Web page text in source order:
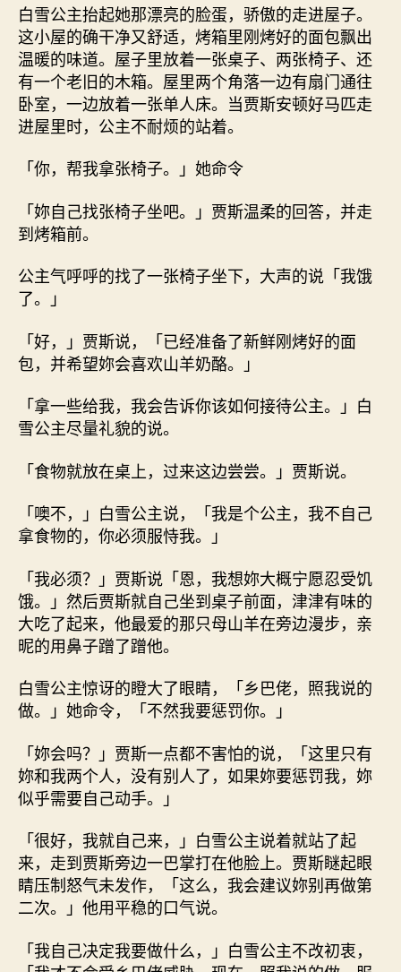
白雪公主抬起她那漂亮的脸蛋，骄傲的走进屋子。
这小屋的确干净又舒适，烤箱里刚烤好的面包飘出
温暖的味道。屋子里放着一张桌子、两张椅子、还
有一个老旧的木箱。屋里两个角落一边有扇门通往
卧室，一边放着一张单人床。当贾斯安顿好马匹走
进屋里时，公主不耐烦的站着。
「你，帮我拿张椅子。」她命令
「妳自己找张椅子坐吧。」贾斯温柔的回答，并走
到烤箱前。
公主气呼呼的找了一张椅子坐下，大声的说「我饿
了。」
「好，」贾斯说，「已经准备了新鲜刚烤好的面
包，并希望妳会喜欢山羊奶酪。」
「拿一些给我，我会告诉你该如何接待公主。」白
雪公主尽量礼貌的说。
「食物就放在桌上，过来这边尝尝。」贾斯说。
「噢不，」白雪公主说，「我是个公主，我不自己
拿食物的，你必须服恃我。」
「我必须？」贾斯说「恩，我想妳大概宁愿忍受饥
饿。」然后贾斯就自己坐到桌子前面，津津有味的
大吃了起来，他最爱的那只母山羊在旁边漫步，亲
昵的用鼻子蹭了蹭他。
白雪公主惊讶的瞪大了眼睛，「乡巴佬，照我说的
做。」她命令，「不然我要惩罚你。」
「妳会吗？」贾斯一点都不害怕的说，「这里只有
妳和我两个人，没有别人了，如果妳要惩罚我，妳
似乎需要自己动手。」
「很好，我就自己来，」白雪公主说着就站了起
来，走到贾斯旁边一巴掌打在他脸上。贾斯瞇起眼
睛压制怒气未发作，「这么，我会建议妳别再做第
二次。」他用平稳的口气说。
「我自己决定我要做什么，」白雪公主不改初衷，